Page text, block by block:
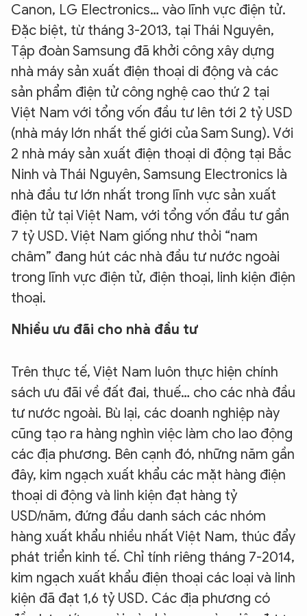
Canon, LG Electronics… vào lĩnh vực điện tử.
Đặc biệt, từ tháng 3-2013, tại Thái Nguyên,
Tập đoàn Samsung đã khởi công xây dựng
nhà máy sản xuất điện thoại di động và các
sản phẩm điện tử công nghệ cao thứ 2 tại
Việt Nam với tổng vốn đầu tư lên tới 2 tỷ USD
(nhà máy lớn nhất thế giới của Sam Sung). Với
2 nhà máy sản xuất điện thoại di động tại Bắc
Ninh và Thái Nguyên, Samsung Electronics là
nhà đầu tư lớn nhất trong lĩnh vực sản xuất
điện tử tại Việt Nam, với tổng vốn đầu tư gần
7 tỷ USD. Việt Nam giống như thỏi “nam
châm” đang hút các nhà đầu tư nước ngoài
trong lĩnh vực điện tử, điện thoại, linh kiện điện
thoại.
Nhiều ưu đãi cho nhà đầu tư
Trên thực tế, Việt Nam luôn thực hiện chính
sách ưu đãi về đất đai, thuế… cho các nhà đầu
tư nước ngoài. Bù lại, các doanh nghiệp này
cũng tạo ra hàng nghìn việc làm cho lao động
các địa phương. Bên cạnh đó, những năm gần
đây, kim ngạch xuất khẩu các mặt hàng điện
thoại di động và linh kiện đạt hàng tỷ
USD/năm, đứng đầu danh sách các nhóm
hàng xuất khẩu nhiều nhất Việt Nam, thúc đẩy
phát triển kinh tế. Chỉ tính riêng tháng 7-2014,
kim ngạch xuất khẩu điện thoại các loại và linh
kiện đã đạt 1,6 tỷ USD. Các địa phương có